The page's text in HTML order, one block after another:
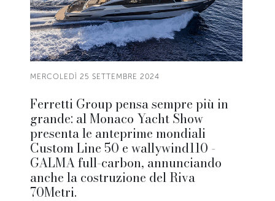
MERCOLEDÌ 25 SETTEMBRE 2024
Ferretti Group pensa sempre più in
grande: al Monaco Yacht Show
presenta le anteprime mondiali
Custom Line 50 e wallywind110 -
GALMA full-carbon, annunciando
anche la costruzione del Riva
70Metri.